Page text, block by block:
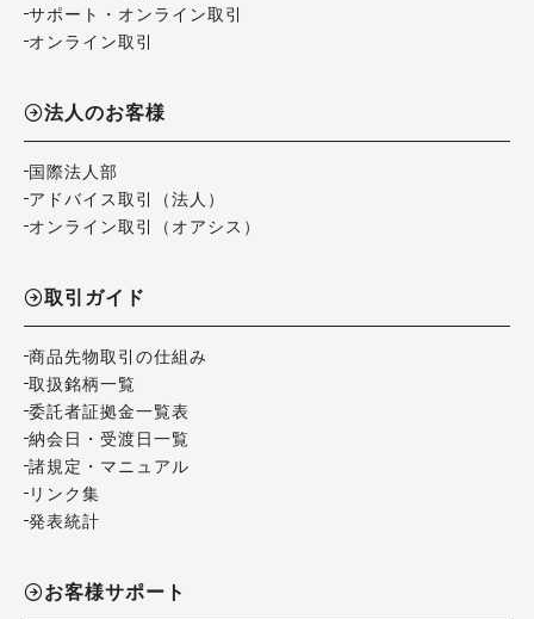
サポート・オンライン取引
オンライン取引
法人のお客様
国際法人部
アドバイス取引（法人）
オンライン取引（オアシス）
取引ガイド
商品先物取引の仕組み
取扱銘柄一覧
委託者証拠金一覧表
納会日・受渡日一覧
諸規定・マニュアル
リンク集
発表統計
お客様サポート